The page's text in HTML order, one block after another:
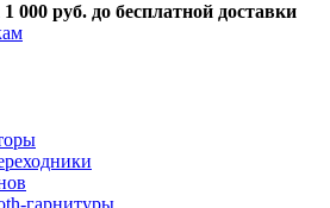
1 000 руб. до бесплатной доставки
гарнитуры